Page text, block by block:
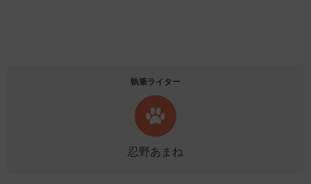
執筆ライター
忍野あまね